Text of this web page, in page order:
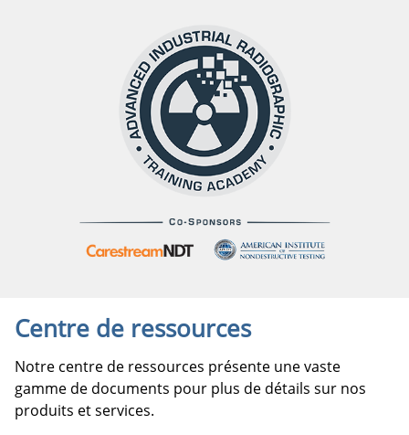
Centre de ressources
Notre centre de ressources présente une vaste
gamme de documents pour plus de détails sur nos
produits et services.